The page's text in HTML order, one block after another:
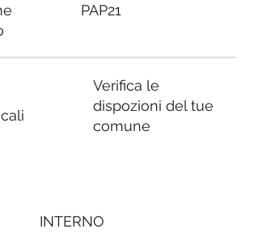
PAP21
Verifica le
dispozioni del tue
comune
INTERNO